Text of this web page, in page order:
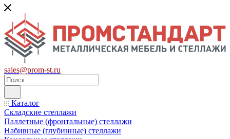
sales@prom-st.ru
Каталог
Складские стеллажи
Паллетные (фронтальные) стеллажи
Набивные (глубинные) стеллажи